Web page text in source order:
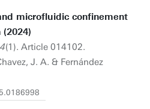
microfluidic confinement
(1). Article 014102.
J. A. & Fernández